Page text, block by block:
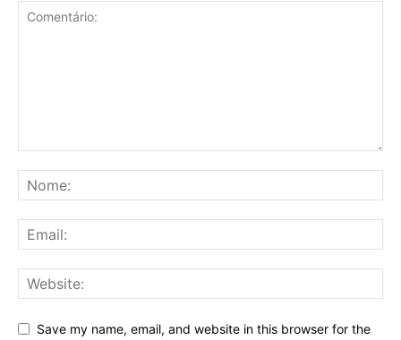
Save my name, email, and website in this browser for the